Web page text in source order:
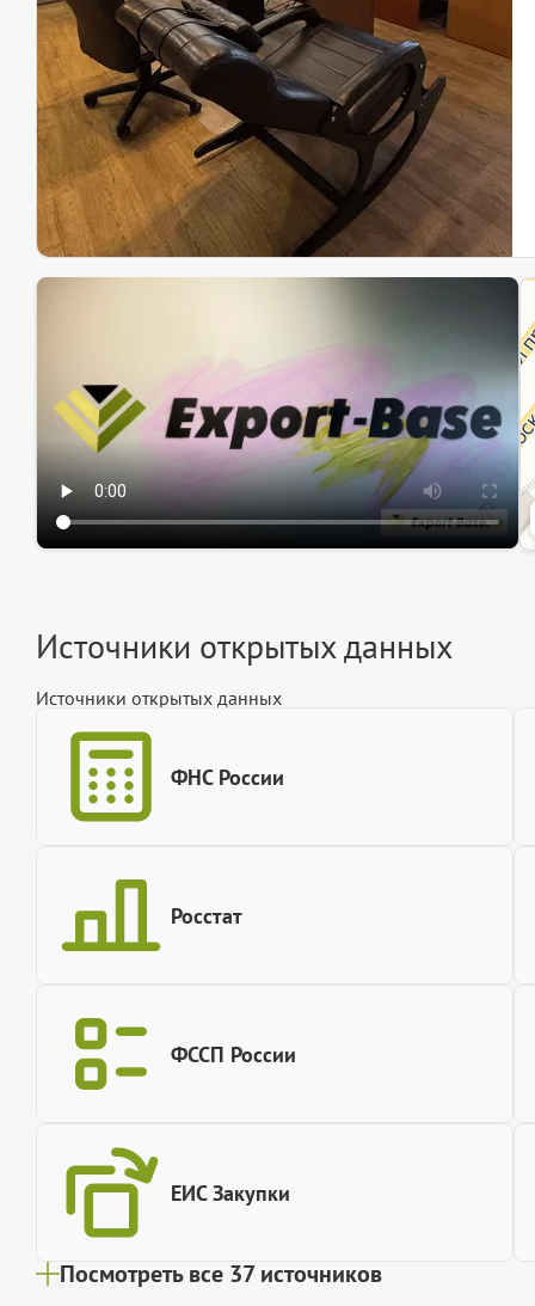
Источники открытых данных
Источники открытых данных
ФНС России
Росстат
ФССП России
ЕИС Закупки
Посмотреть все 37 источников